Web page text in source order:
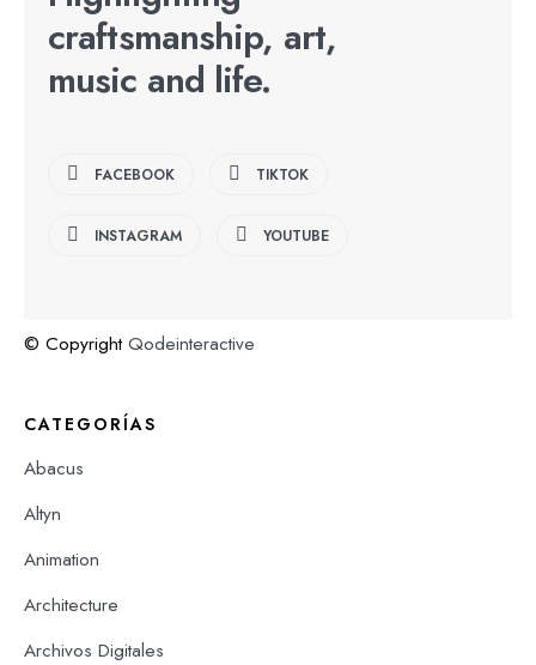
craftsmanship, art,
music and life.
FACEBOOK TIKTOK
INSTAGRAM YOUTUBE
© CopyrightQodeinteractive
CATEGORÍAS
Abacus
Altyn
Animation
Architecture
Archivos Digitales